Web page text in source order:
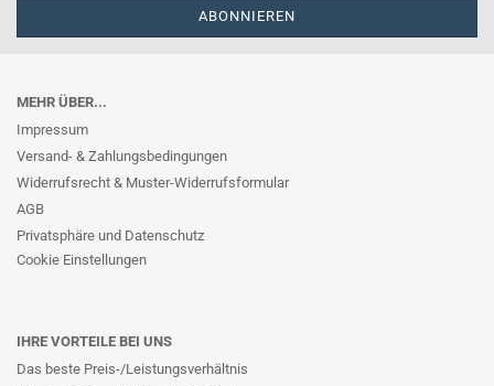
MEHR ÜBER...
Impressum
Versand- & Zahlungsbedingungen
Widerrufsrecht & Muster-Widerrufsformular
AGB
Privatsphäre und Datenschutz
Cookie Einstellungen
IHRE VORTEILE BEI UNS
Das beste Preis-/Leistungsverhältnis